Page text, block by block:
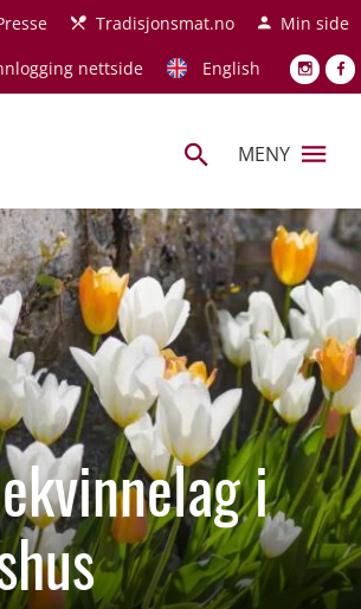
Tradisjonsmat.no
Min side
nettside
English
MENY
i